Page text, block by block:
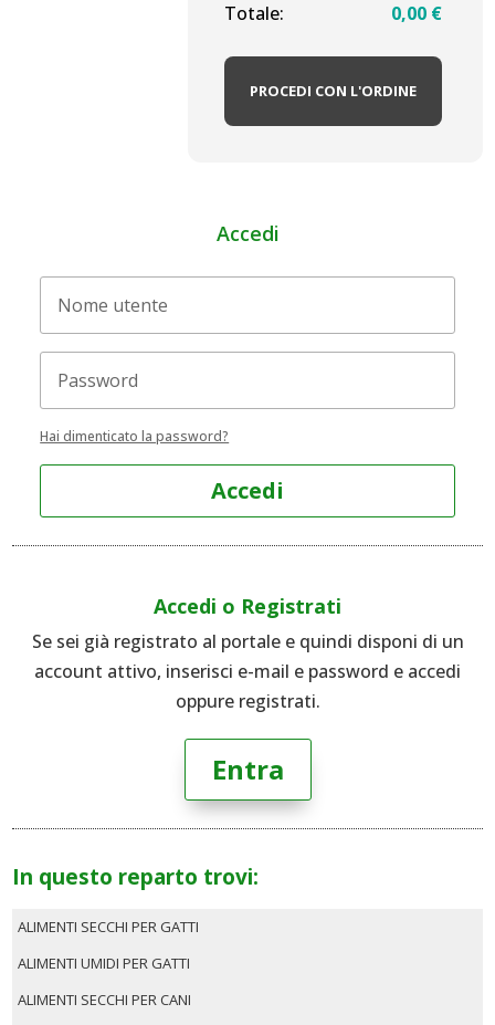
Totale: 0,00 €
PROCEDI CON L'ORDINE
Accedi
Hai dimenticato la password?
Accedi
Accedi o Registrati
Se sei già registrato al portale e quindi disponi di un
account attivo, inserisci e-mail e password e accedi
oppure registrati.
Entra
In questo reparto trovi:
ALIMENTI SECCHI PER GATTI
ALIMENTI UMIDI PER GATTI
ALIMENTI SECCHI PER CANI